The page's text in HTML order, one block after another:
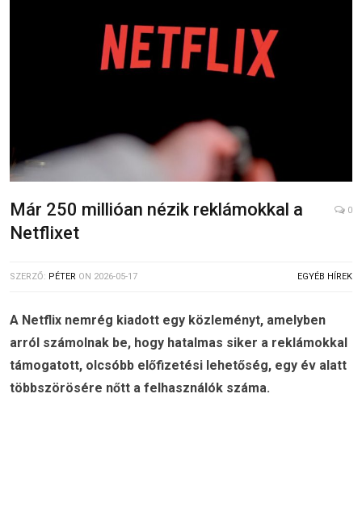
Már 250 millióan nézik reklámokkal a
Netflixet
0
SZERZŐ: PÉTER ON 2026-05-17 EGYÉB HÍREK
A Netflix nemrég kiadott egy közleményt, amelyben
arról számolnak be, hogy hatalmas siker a reklámokkal
támogatott, olcsóbb előfizetési lehetőség, egy év alatt
többszörösére nőtt a felhasználók száma.